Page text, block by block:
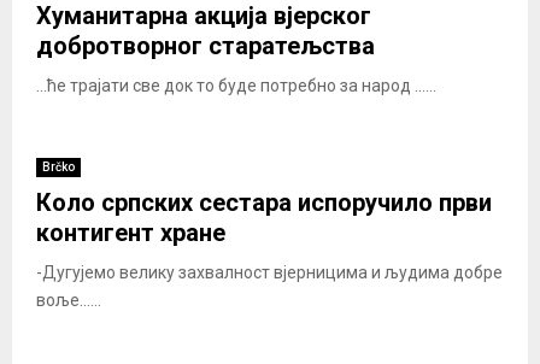
Хуманитарна акција вјерског
добротворног старатељства
...ће трајати све док то буде потребно за народ ......
Brčko
Коло српских сестара испоручило први
контигент хране
-Дугујемо велику захвалност вјерницима и људима добре
воље......